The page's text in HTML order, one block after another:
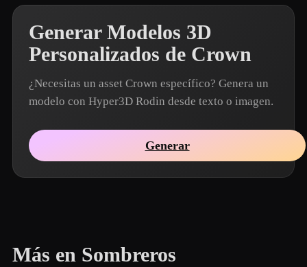
Generar Modelos 3D
Personalizados de Crown
¿Necesitas un asset Crown específico? Genera un
modelo con Hyper3D Rodin desde texto o imagen.
Generar
Más en Sombreros